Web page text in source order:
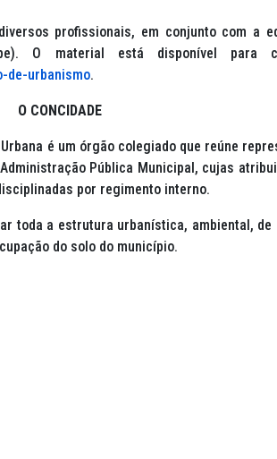
profissionais, em conjunto com a
O material está disponível para
de-urbanismo.
O CONCIDADE
é um órgão colegiado que reúne
Pública Municipal, cujas
por regimento interno.
toda a estrutura urbanística, ambiental, de
do solo do município.